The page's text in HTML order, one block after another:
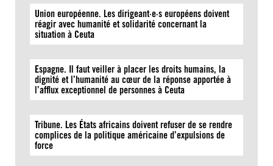
Union européenne. Les dirigeant·e·s européens doivent
réagir avec humanité et solidarité concernant la
situation à Ceuta
Espagne. Il faut veiller à placer les droits humains, la
dignité et l’humanité au cœur de la réponse apportée à
l’afflux exceptionnel de personnes à Ceuta
Tribune. Les États africains doivent refuser de se rendre
complices de la politique américaine d’expulsions de
force